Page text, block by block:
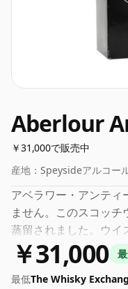
Aberlour
￥31,000で販売中
産地： Speysideアルコー
アベラワー・アンティ
ません。このスコッ
蒸留されました。ウイ
を体験するには、43%
多くの人が考えていま
￥31,000
最低The Whisky